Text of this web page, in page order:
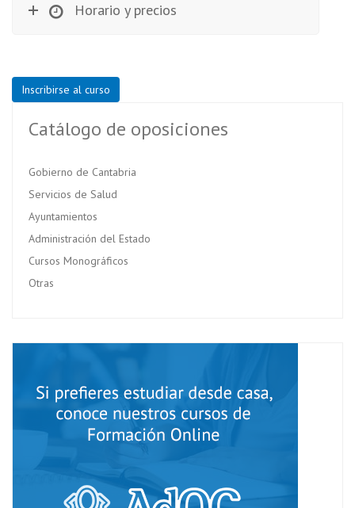
Horario y precios
Inscribirse al curso
Catálogo de oposiciones
Gobierno de Cantabria
Servicios de Salud
Ayuntamientos
Administración del Estado
Cursos Monográficos
Otras